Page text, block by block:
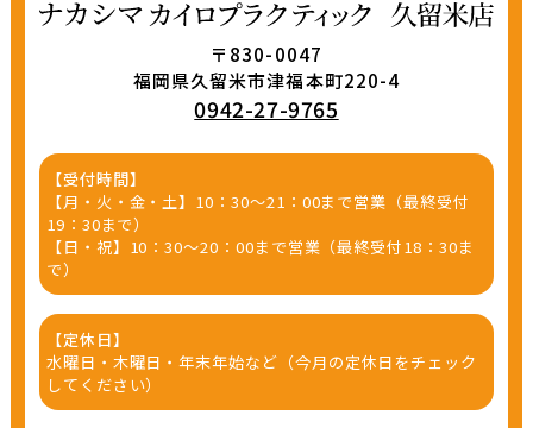
〒830-0047
福岡県久留米市津福本町220-4
0942-27-9765
【受付時間】
【月・火・金・土】10：30～21：00まで営業（最終受付
19：30まで）
【日・祝】10：30～20：00まで営業（最終受付18：30ま
で）
【定休日】
水曜日・木曜日・年末年始など（今月の定休日をチェック
してください）